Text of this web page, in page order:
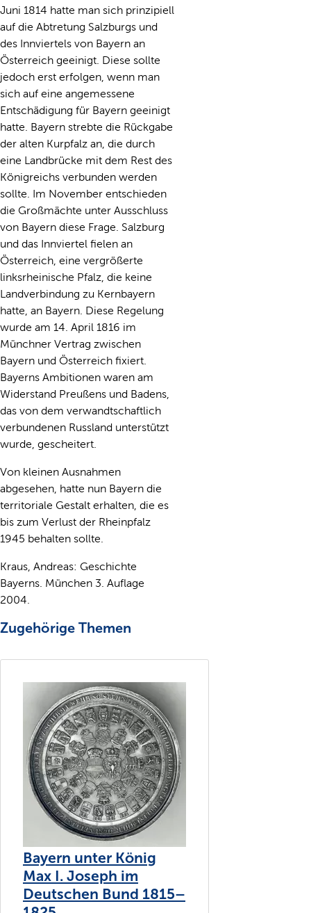
Juni 1814 hatte man sich prinzipiell
auf die Abtretung Salzburgs und
des Innviertels von Bayern an
Österreich geeinigt. Diese sollte
jedoch erst erfolgen, wenn man
sich auf eine angemessene
Entschädigung für Bayern geeinigt
hatte. Bayern strebte die Rückgabe
der alten Kurpfalz an, die durch
eine Landbrücke mit dem Rest des
Königreichs verbunden werden
sollte. Im November entschieden
die Großmächte unter Ausschluss
von Bayern diese Frage. Salzburg
und das Innviertel fielen an
Österreich, eine vergrößerte
linksrheinische Pfalz, die keine
Landverbindung zu Kernbayern
hatte, an Bayern. Diese Regelung
wurde am 14. April 1816 im
Münchner Vertrag zwischen
Bayern und Österreich fixiert.
Bayerns Ambitionen waren am
Widerstand Preußens und Badens,
das von dem verwandtschaftlich
verbundenen Russland unterstützt
wurde, gescheitert.
Von kleinen Ausnahmen
abgesehen, hatte nun Bayern die
territoriale Gestalt erhalten, die es
bis zum Verlust der Rheinpfalz
1945 behalten sollte.
Kraus, Andreas: Geschichte
Bayerns. München 3. Auflage
2004.
Zugehörige Themen
Bayern unter König
Max I. Joseph im
Deutschen Bund 1815–